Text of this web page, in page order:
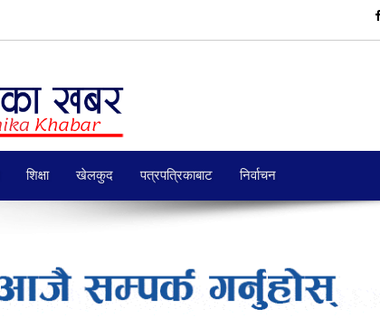
शिक्षा खेलकुद पत्रपत्रिकाबाट निर्वाचन